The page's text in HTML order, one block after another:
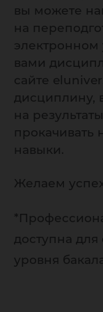
вы можете
на
электронном
вами
сайте
дисциплину,
на
прокачивать
навыки.
Желаем
доступна
уровня